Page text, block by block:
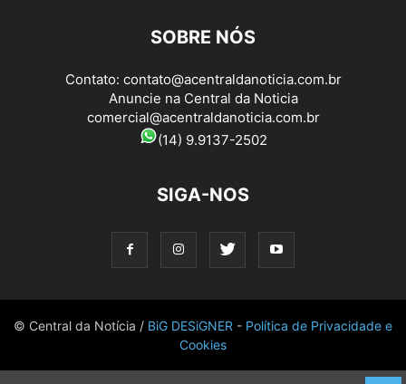
SOBRE NÓS
Contato: contato@acentraldanoticia.com.br
Anuncie na Central da Noticia
comercial@acentraldanoticia.com.br
(14) 9.9137-2502
SIGA-NOS
© Central da Notícia / BiG DESiGNER - Política de Privacidade e
Cookies